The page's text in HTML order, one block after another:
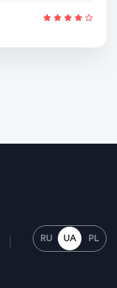
RU UA PL